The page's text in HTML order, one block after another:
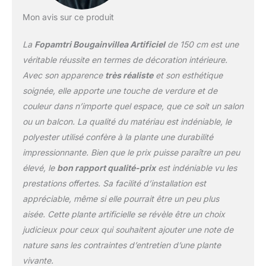
supérieure du tronc avec
l'interface sur la moitié
inférieure du tronc selon
les numéros de série et
les flèches TAILLE
IDEALE : Ce
bougainvillea artificiel
mesure 180 cm de haut,
le diamètre du pot est de
26.5 cm et la hauteur est
de 26 cm. Les branches
ajustables permettent de
personnaliser facilement
la forme du bougainvillea
pour l'adapter à votre
espace de vie PARFAIT
POUR LA DÉCORATION
Mon avis sur ce produit
La Fopamtri Bougainvillea Artificielde 150 cm est une
véritable réussite en termes de décoration intérieure.
Avec son apparence très réalisteet son esthétique
soignée, elle apporte une touche de verdure et de
couleur dans n’importe quel espace, que ce soit un salon
ou un balcon. La qualité du matériau est indéniable, le
polyester utilisé confère à la plante une durabilité
impressionnante. Bien que le prix puisse paraître un peu
élevé, le bon rapport qualité-prixest indéniable vu les
prestations offertes. Sa facilité d’installation est
appréciable, même si elle pourrait être un peu plus
aisée. Cette plante artificielle se révèle être un choix
judicieux pour ceux qui souhaitent ajouter une note de
nature sans les contraintes d’entretien d’une plante
vivante.